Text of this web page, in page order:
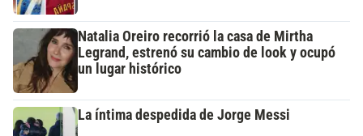
Natalia Oreiro recorrió la casa de Mirtha
Legrand, estrenó su cambio de look y ocupó
un lugar histórico
La íntima despedida de Jorge Messi